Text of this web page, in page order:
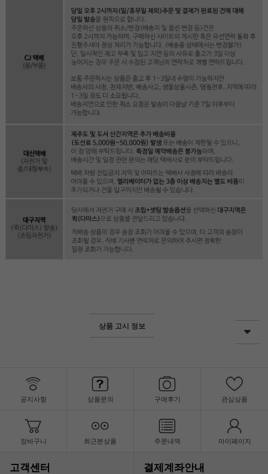
상품 고시 정보
공지사항 상품문의 구매후기 관심상품
장바구니 최근본상품 주문내역 마이페이지
고객센터 결제계좌안내